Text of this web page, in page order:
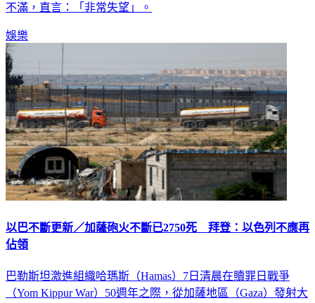
不滿，直言：「非常失望」。
娛樂
以巴不斷更新／加薩砲火不斷已2750死 拜登：以色列不應再
佔領
巴勒斯坦激進組織哈瑪斯（Hamas）7日清晨在贖罪日戰爭
（Yom Kippur War）50週年之際，從加薩地區（Gaza）發射大